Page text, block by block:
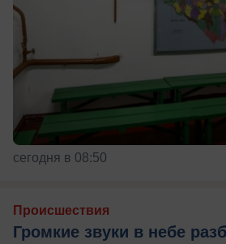
сегодня в 08:50
Происшествия
Громкие звуки в небе